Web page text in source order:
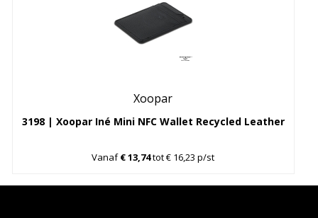
Xoopar
3198 | Xoopar Iné Mini NFC Wallet Recycled Leather
Vanaf€ 13,74tot € 16,23 p/st